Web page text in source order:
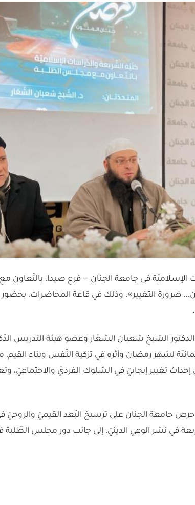
في جامعة الجنان – فرع صيدا، بالتّعاون
ضرورة التغيير»، وذلك في قاعة المحاضرات،
الشيخ شعبان الشعّار وعضو هيئة التدريس
لشهر رمضان وأثره في تزكية النّفس وبناء
تغيير إيجابيّ في السّلوك الفرديّ والاجتماعيّ،
جامعة الجنان على ترسيخ البُعد القيميّ والروحيّ
في نشر الوعي الدينيّ، إلى جانب دور مجلس